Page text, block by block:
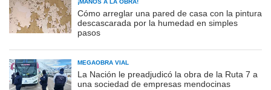
¡MANOS A LA OBRA!
Cómo arreglar una pared de casa con la pintura
descascarada por la humedad en simples
pasos
MEGAOBRA VIAL
La Nación le preadjudicó la obra de la Ruta 7 a
una sociedad de empresas mendocinas